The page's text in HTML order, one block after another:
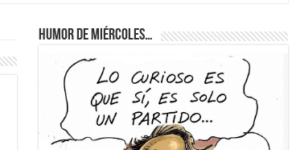
Humor de Miércoles…